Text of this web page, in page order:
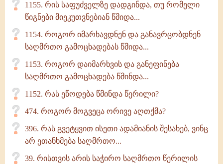
1155. რის საფუძველზე დადგინდა, თუ რომელი
წიგნები მიეკუთვნებიან წმიდა...
1154. როგორ იმარხავდნენ და განავრცობდნენ
საღმრთო გამოცხადებას წმიდა...
1153. როგორ დაიმარხვის და განეფინება
საღმრთო გამოცხადება წმინდა...
1152. რას ეწოდება წმინდა წერილი?
474. როგორ მოგვეცა ორივე აღთქმა?
396. რას გვეტყვით ისეთი ადამიანის შესახებ, ვინც
არ ეთანხმება საღმრთო...
39. რისთვის არის საჭირო საღმრთო წერილის